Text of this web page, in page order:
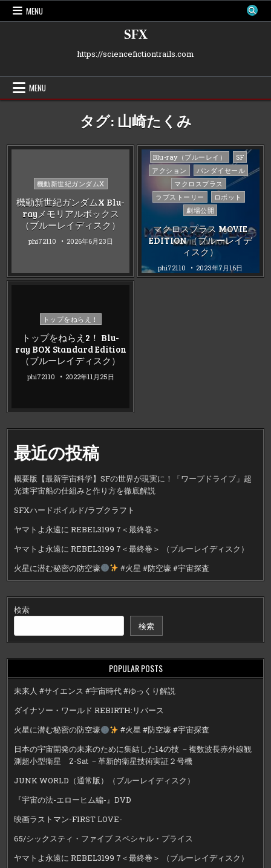
Skip
MENU
SFX
https://sciencefictiontrails.com
MENU
タグ: 山崎たくみ
Posted
機動新世紀ガンダムX
機動新世紀ガンダムX Blu-
rayメモリアルボックス
（ブルーレイディスク）
phi72110 2026年6月23日
Posted
in
Blu-ray（ブルーレイ）
SF
アクション
バンダイセール
マクロスプラス
ラブストーリー
ロボット
劇場公開
マクロスプラス MOVIE
EDITION （ブルーレイデ
ィスク）
phi72110 2023年7月16日
Posted
トップをねらえ！
トップをねらえ2！ Blu-
ray BOX Standard Edition
（ブルーレイディスク）
phi72110 2022年11月25日
最近の投稿
概要版【最新宇宙科学】SFの世界が現実に！「ワープドライブ」超
光速宇宙船の仕組みと作り方を徹底解説
SFXハードボイルド/ラブクラフト
ヤマトよ永遠に REBEL3199 7＜最終巻＞
ヤマトよ永遠に REBEL3199 7＜最終巻＞ （ブルーレイディスク）
火星に潜む秘密の防空壕
#火星 #防空壕 #宇宙探査
検索
検索
POPULAR POSTS
未来人 #サイエンス #宇宙時代 #ゆっくり解説
ダイナソー・ワールド REBIRTH:リバース
火星に潜む秘密の防空壕
#火星 #防空壕 #宇宙探査
日本の宇宙開発の未来のために集結した14の技 －複数波長赤外線観
測超小型衛星 Z-Sat －革新的衛星技術実証２号機
JUNK WORLD（通常版）（ブルーレイディスク）
『宇宙の法-エローヒム編-』DVD
映画ラストマン-FIRST LOVE-
65/シックスティ・ファイブ スペシャル・プライス
ヤマトよ永遠に REBEL3199 7＜最終巻＞ （ブルーレイディスク）